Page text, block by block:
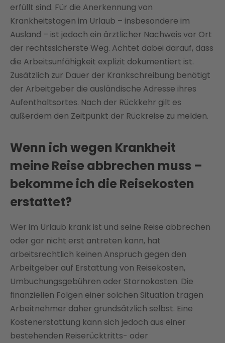
erfüllt sind. Für die Anerkennung von
Krankheitstagen im Urlaub – insbesondere im
Ausland – ist jedoch ein ärztlicher Nachweis vor Ort
der rechtssicherste Weg. Achtet dabei darauf, dass
die Arbeitsunfähigkeit explizit dokumentiert ist.
Zusätzlich zur Dauer der Krankschreibung benötigt
der Arbeitgeber die ausländische Adresse ihres
Aufenthaltsortes. Nach der Rückkehr gilt es
außerdem den Zeitpunkt der Rückreise zu melden.
Wenn ich wegen Krankheit
meine Reise abbrechen muss –
bekomme ich die Reisekosten
erstattet?
Wer im Urlaub krank ist und seine Reise abbrechen
oder gar nicht erst antreten kann, hat
arbeitsrechtlich keinen Anspruch gegen den
Arbeitgeber auf Erstattung von Reisekosten,
Umbuchungsgebühren oder Stornokosten. Die
finanziellen Folgen einer solchen Situation tragen
Arbeitnehmer daher grundsätzlich selbst. Eine
Kostenerstattung kann sich jedoch aus einer
bestehenden Reiserücktritts- oder